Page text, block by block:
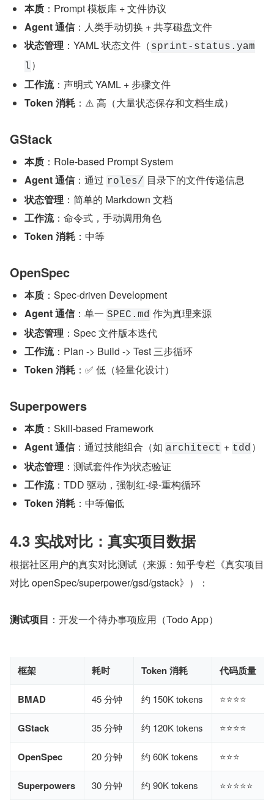
本质 ：Prompt 模板库 + 文件协议
Agent 通信：人类手动切换 + 共享磁盘文件
状态管理 ：YAML 状态文件（ sprint-status.yam
l ）
工作流：声明式 YAML + 步骤文件
Token 消耗 ：⚠️ 高（大量状态保存和文档生成）
GStack
本质 ：Role-based Prompt System
Agent 通信：通过 roles/ 目录下的文件传递信息
状态管理 ：简单的 Markdown 文档
工作流：命令式，手动调用角色
Token 消耗 ：中等
OpenSpec
本质 ：Spec-driven Development
Agent 通信：单一 SPEC.md 作为真理来源
状态管理 ：Spec 文件版本迭代
工作流：Plan -> Build -> Test 三步循环
Token 消耗 ：✅ 低（轻量化设计）
Superpowers
本质 ：Skill-based Framework
Agent 通信：通过技能组合（如 architect + tdd ）
状态管理 ：测试套件作为状态验证
工作流：TDD 驱动，强制红-绿-重构循环
Token 消耗 ：中等偏低
4.3 实战对比：真实项目数据
根据社区用户的真实对比测试（来源：知乎专栏《真实项目
对比 openSpec/superpower/gsd/gstack》）：
测试项目 ：开发一个待办事项应用（Todo App）
框架 耗时 Token 消耗 代码质量
BMAD 45 分钟 约 150K tokens ⭐⭐⭐⭐
GStack 35 分钟 约 120K tokens ⭐⭐⭐⭐
OpenSpec 20 分钟 约 60K tokens ⭐⭐⭐
Superpowers 30 分钟 约 90K tokens ⭐⭐⭐⭐⭐